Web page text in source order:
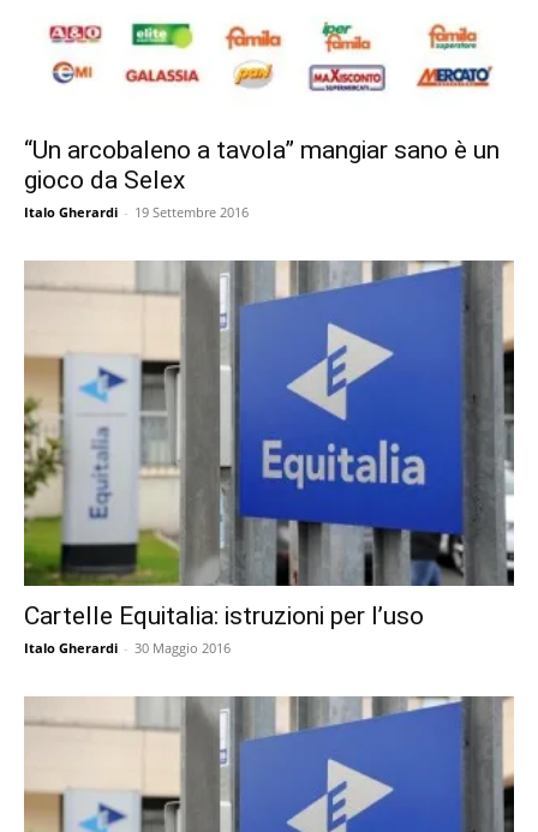
“Un arcobaleno a tavola” mangiar sano è un
gioco da Selex
Italo Gherardi - 19 Settembre 2016
Cartelle Equitalia: istruzioni per l’uso
Italo Gherardi - 30 Maggio 2016